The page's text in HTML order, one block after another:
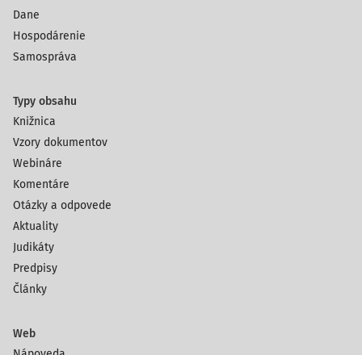
Dane
Hospodárenie
Samospráva
Typy obsahu
Knižnica
Vzory dokumentov
Webináre
Komentáre
Otázky a odpovede
Aktuality
Judikáty
Predpisy
Články
Web